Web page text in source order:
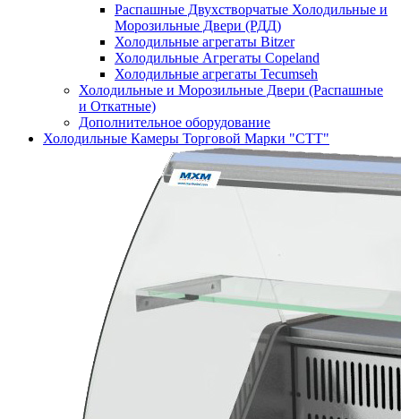
Распашные Двухстворчатые Холодильные и
Морозильные Двери (РДД)
Холодильные агрегаты Bitzer
Холодильные Агрегаты Copeland
Холодильные агрегаты Tecumseh
Холодильные и Морозильные Двери (Распашные
и Откатные)
Дополнительное оборудование
Холодильные Камеры Торговой Марки "СТТ"